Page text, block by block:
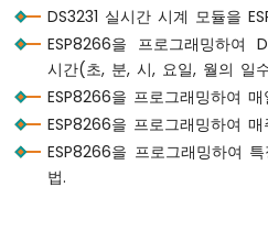
어
설
ESP8266
하
드
DS3231 실시간 시계 모듈을
ESP8266을 프로그래밍하여
시간(초, 분, 시, 요일, 월의 일
ESP8266을 프로그래밍하여
ESP8266을 프로그래밍하여
ESP8266을 프로그래밍하여
법.